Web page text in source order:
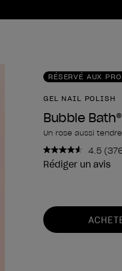
RÉSERVÉ AUX
GEL NAIL POLISH
Bubble Bath®
Un rose aussi
4.5
376
Rédiger un avis
Forme du